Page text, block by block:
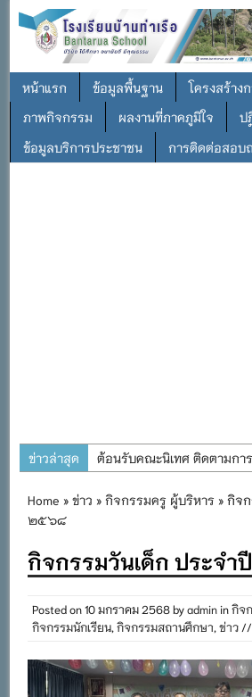
หน้าแรก ข้อมูลพื้นฐาน โครงสร้าง
ภาพกิจกรรม
ผลงานที่ภาคภูมิใจ
ป
ข้อมูลบริการประชาชน
การติดต่อสอบ
ข่าวล่าสุด
ต้อนรับคณะนิเทศ ติดตามกา
การอบรมการจัดทำแผนพัฒน
สำนักงานเขตพื้นที่การศึกษาป
เทียนถวายพระพรชัยมงคล เนื่
พระชนมพรรษา พระบาทสมเ
กรกฎาคม ๒๕๖๙
กิจกรรมถวายเทียนพรรษา
Home »ข่าว »กิจกรรมครู ผู้บริหาร » กิจ
๒๕๖๘
กิจกรรมวันเด็ก ประจ
Posted on10 มกราคม 2568byadmininกิจ
กิจกรรมนักเรียน,กิจกรรมสถานศึกษา,ข่าว //